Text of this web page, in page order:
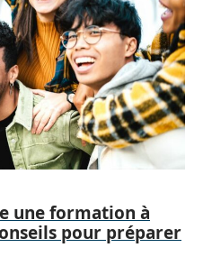
une formation à
pour préparer